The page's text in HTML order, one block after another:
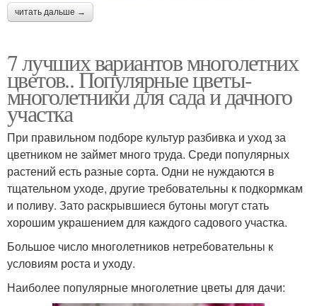
читать дальше →
7 лучших вариантов многолетних
цветов.. Популярные цветы-
многолетники для сада и дачного
участка
При правильном подборе культур разбивка и уход за
цветником не займет много труда. Среди популярных
растений есть разные сорта. Одни не нуждаются в
тщательном уходе, другие требовательны к подкормкам
и поливу. Зато раскрывшиеся бутоны могут стать
хорошим украшением для каждого садового участка.
Большое число многолетников нетребовательны к
условиям роста и уходу.
Наиболее популярные многолетние цветы для дачи: